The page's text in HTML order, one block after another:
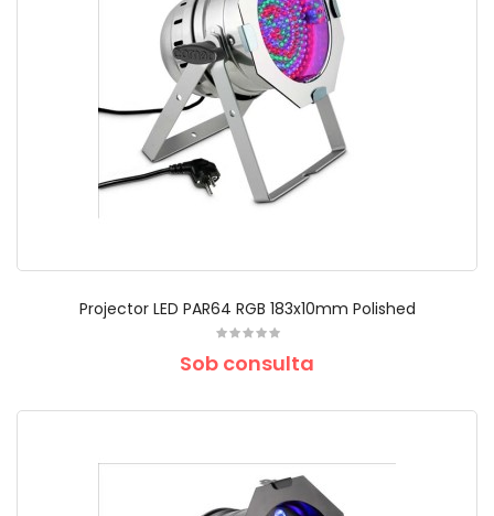
Projector LED PAR64 RGB 183x10mm Polished
Sob consulta